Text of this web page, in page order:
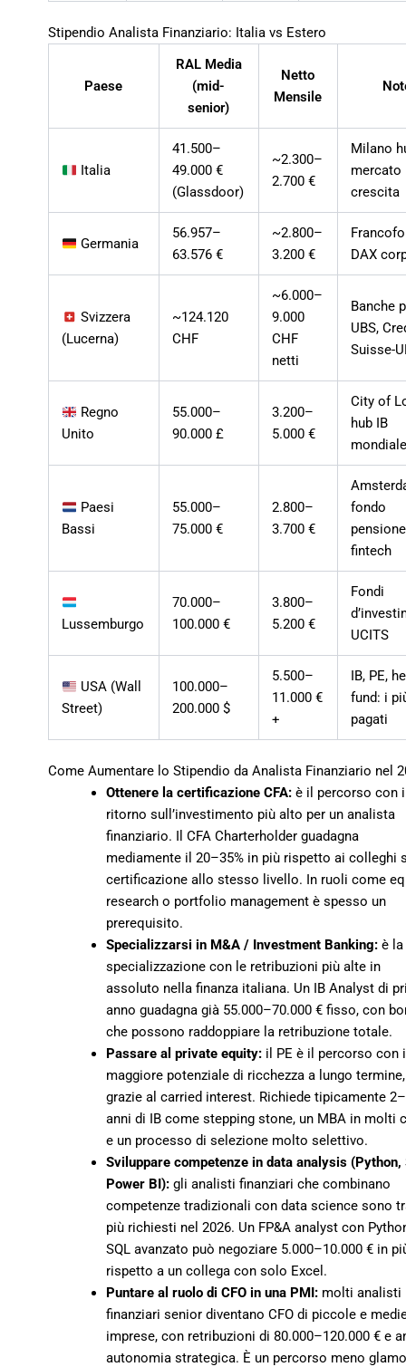
Stipendio Analista Finanziario: Italia vs Estero
Paese
RAL Media
(mid-
senior)
Netto
Mensile
Italia
41.500–
49.000 €
(Glassdoor)
~2.300–
2.700 €
Milano
mercato
crescita
Germania
56.957–
63.576 €
~2.800–
3.200 €
DAX
Svizzera
(Lucerna)
~124.120
CHF
~6.000–
9.000
CHF
netti
Banche
UBS,
Suisse-
Regno
Unito
55.000–
90.000 £
3.200–
5.000 €
City of
hub IB
Paesi
Bassi
55.000–
75.000 €
2.800–
3.700 €
fondo
fintech
Lussemburgo
70.000–
100.000 €
3.800–
5.200 €
Fondi
UCITS
USA (Wall
Street)
100.000–
200.000 $
5.500–
11.000 €
+
IB, PE,
fund: i
pagati
Come Aumentare lo Stipendio da Analista Finanziario nel
Ottenere la certificazione CFA:è il percorso con
ritorno sull’investimento più alto per un analista
finanziario. Il CFA Charterholder guadagna
mediamente il 20–35% in più rispetto ai colleghi
certificazione allo stesso livello. In ruoli come
research o portfolio management è spesso un
prerequisito.
Specializzarsi in M&A / Investment Banking:è la
specializzazione con le retribuzioni più alte in
assoluto nella finanza italiana. Un IB Analyst di
anno guadagna già 55.000–70.000 € fisso, con
che possono raddoppiare la retribuzione totale.
Passare al private equity:il PE è il percorso con
maggiore potenziale di ricchezza a lungo termine,
grazie al carried interest. Richiede tipicamente
anni di IB come stepping stone, un MBA in molti
e un processo di selezione molto selettivo.
Sviluppare competenze in data analysis (Python,
Power BI):gli analisti finanziari che combinano
competenze tradizionali con data science sono
più richiesti nel 2026. Un FP&A analyst con
SQL avanzato può negoziare 5.000–10.000 € in
rispetto a un collega con solo Excel.
Puntare al ruolo di CFO in una PMI:molti analisti
finanziari senior diventano CFO di piccole e
imprese, con retribuzioni di 80.000–120.000 € e
autonomia strategica. È un percorso meno